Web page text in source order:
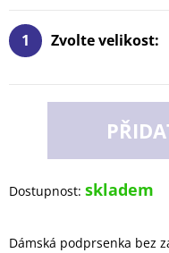
1 Zvolte velikost:
Dostupnost: skladem
Dámská podprsenka bez